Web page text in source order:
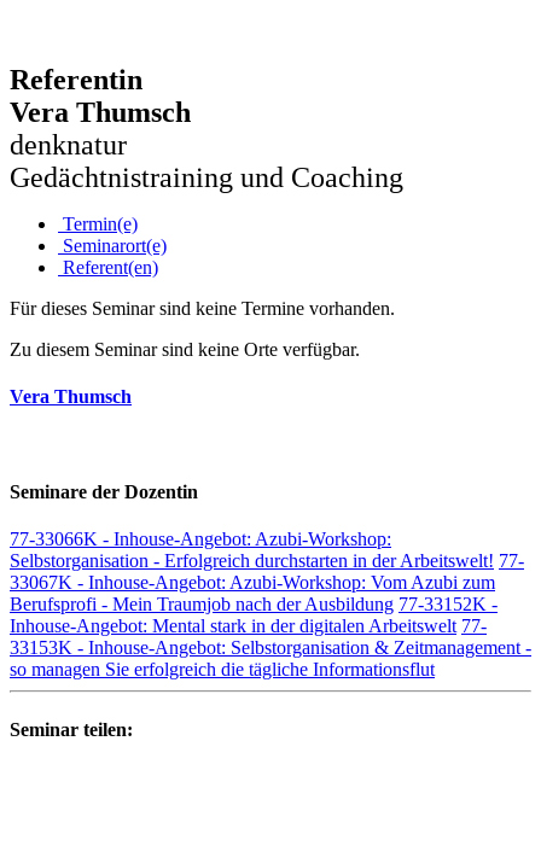
Referentin
Vera Thumsch
denknatur
Gedächtnistraining und Coaching
Termin(e)
Seminarort(e)
Referent(en)
Für dieses Seminar sind keine Termine vorhanden.
Zu diesem Seminar sind keine Orte verfügbar.
Vera Thumsch
Seminare der Dozentin
77-33066K - Inhouse-Angebot: Azubi-Workshop:
Selbstorganisation - Erfolgreich durchstarten in der Arbeitswelt! 77-
33067K - Inhouse-Angebot: Azubi-Workshop: Vom Azubi zum
Berufsprofi - Mein Traumjob nach der Ausbildung 77-33152K -
Inhouse-Angebot: Mental stark in der digitalen Arbeitswelt 77-
33153K - Inhouse-Angebot: Selbstorganisation & Zeitmanagement -
so managen Sie erfolgreich die tägliche Informationsflut
Seminar teilen: